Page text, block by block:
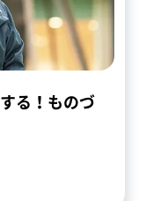
る！ものづ